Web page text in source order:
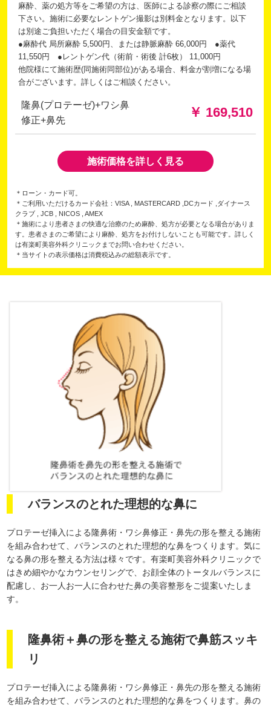
麻酔、薬の処方等をご希望の方は、医師による診察の際にご相談
下さい。施術に必要なレントゲン撮影は別料金となります。以下
は別途ご負担いただく場合の目安金額です。
●麻酔代 局所麻酔 5,500円、または静脈麻酔 66,000円 ●薬代
11,550円 ●レントゲン代（術前・術後 計6枚） 11,000円
他院様にて施術歴(同施術同部位)がある場合、料金が割増になる場
合がございます。詳しくはご相談ください。
隆鼻(プロテーゼ)+ワシ鼻
修正+鼻先
￥ 169,510
施術価格を詳しく見る
＊ローン・カード可。
＊ご利用いただけるカード会社：VISA , MASTERCARD ,DCカード ,ダイナース
クラブ , JCB , NICOS , AMEX
＊施術により患者さまの快適な治療のため麻酔、処方が必要となる場合がありま
す。患者さまのご希望により麻酔、処方をお付けしないことも可能です。詳しく
は有楽町美容外科クリニックまでお問い合わせください。
＊当サイトの表示価格は消費税込みの総額表示です。
バランスのとれた理想的な鼻に
プロテーゼ挿入による隆鼻術・ワシ鼻修正・鼻先の形を整える施術
を組み合わせて、バランスのとれた理想的な鼻をつくります。気に
なる鼻の形を整える方法は様々です。有楽町美容外科クリニックで
はきめ細やかなカウンセリングで、お顔全体のトータルバランスに
配慮し、お一人お一人に合わせた鼻の美容整形をご提案いたしま
す。
隆鼻術＋鼻の形を整える施術で鼻筋スッキ
リ
プロテーゼ挿入による隆鼻術・ワシ鼻修正・鼻先の形を整える施術
を組み合わせて、バランスのとれた理想的な鼻をつくります。鼻の